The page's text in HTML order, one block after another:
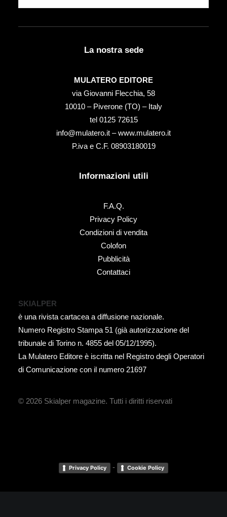
La nostra sede
MULATERO EDITORE
via Giovanni Flecchia, 58
10010 – Piverone (TO) – Italy
tel ‭0125 72615‬
info@mulatero.it –www.mulatero.it
P.iva e C.F. 08903180019
Informazioni utili
F.A.Q.
Privacy Policy
Condizioni di vendita
Colofon
Pubblicità
Contattaci
SKIALPER
è una rivista cartacea a diffusione nazionale.
Numero Registro Stampa 51 (già autorizzazione del
tribunale di Torino n. 4855 del 05/12/1995).
La Mulatero Editore è iscritta nel Registro degli Operatori
di Comunicazione con il numero 21697
© 2026 Skialper magazine. Tutti i diritti riservati
Privacy Policy - Cookie Policy